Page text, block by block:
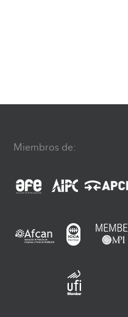
Miembros de: